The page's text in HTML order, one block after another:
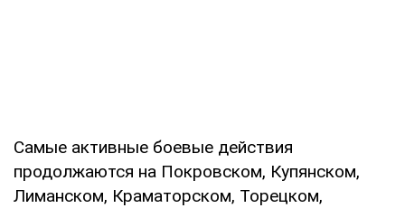
Самые активные боевые действия
продолжаются на Покровском, Купянском,
Лиманском, Краматорском, Торецком,